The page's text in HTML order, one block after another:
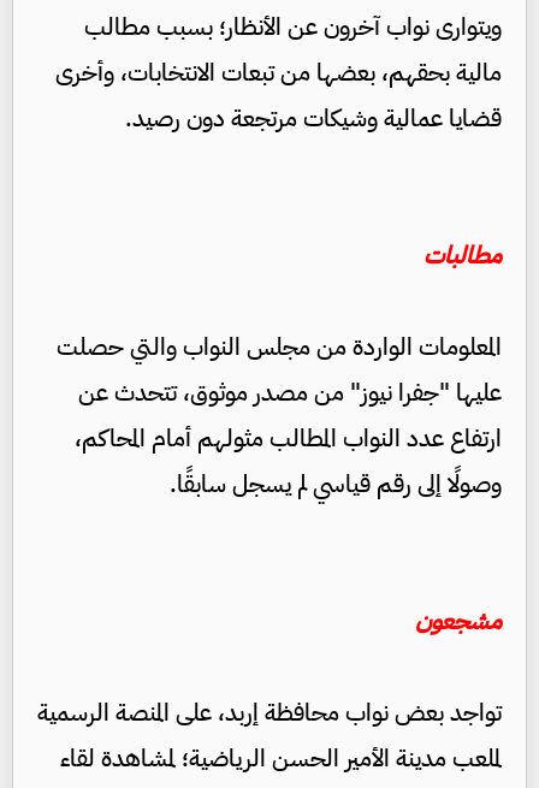
ويتوارى نواب آخرون عن الأنظار؛ بسبب مطالب
مالية بحقهم، بعضها من تبعات الانتخابات، وأخرى
قضايا عمالية وشيكات مرتجعة دون رصيد.
مطالبات
المعلومات الواردة من مجلس النواب والتي حصلت
عليها "جفرا نيوز" من مصدر موثوق، تتحدث عن
ارتفاع عدد النواب المطالب مثولهم أمام المحاكم،
وصولًا إلى رقم قياسي لم يسجل سابقًا.
مشجعون
تواجد بعض نواب محافظة إربد، على المنصة الرسمية
لملعب مدينة الأمير الحسن الرياضية؛ لمشاهدة لقاء